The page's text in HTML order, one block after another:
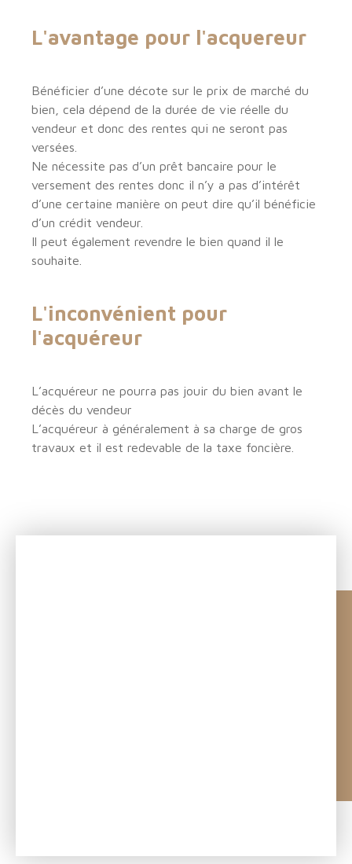
L'avantage pour l'acquereur
Bénéficier d’une décote sur le prix de marché du
bien, cela dépend de la durée de vie réelle du
vendeur et donc des rentes qui ne seront pas
versées.
Ne nécessite pas d’un prêt bancaire pour le
versement des rentes donc il n’y a pas d’intérêt
d’une certaine manière on peut dire qu’il bénéficie
d’un crédit vendeur.
Il peut également revendre le bien quand il le
souhaite.
L'inconvénient pour
l'acquéreur
L’acquéreur ne pourra pas jouir du bien avant le
décès du vendeur
L’acquéreur à généralement à sa charge de gros
travaux et il est redevable de la taxe foncière.